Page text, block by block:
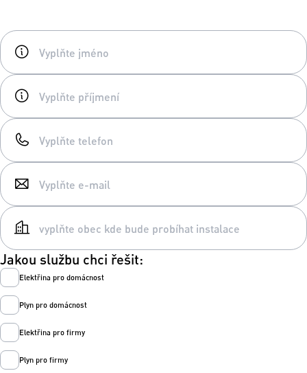
Jakou službu chci řešit:
Elektřina pro domácnost
Plyn pro domácnost
Elektřina pro firmy
Plyn pro firmy